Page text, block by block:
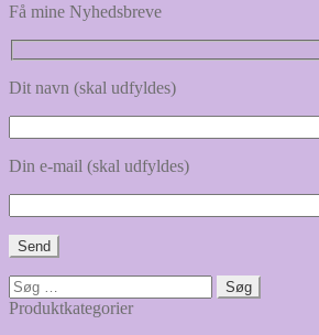
Få mine Nyhedsbreve
Dit navn (skal udfyldes)
Din e-mail (skal udfyldes)
Søg
efter:
Produktkategorier